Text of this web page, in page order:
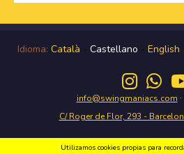
Idioma: Català - Castellano - English
info@swingmaniacs.com
C/ Roger de Flor, 293 -
Utilizamos cookies propias para